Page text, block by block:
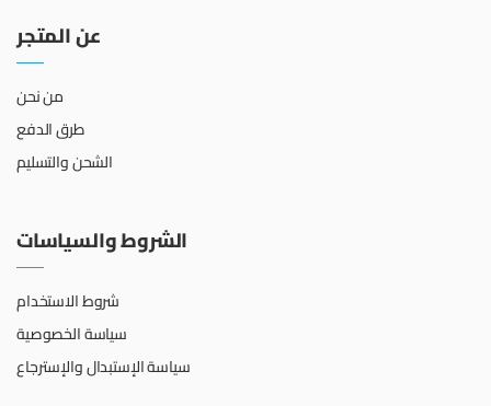
عن المتجر
من نحن
طرق الدفع
الشحن والتسليم
الشروط والسياسات
شروط الاستخدام
سياسة الخصوصية
سياسة الإستبدال والإسترجاع